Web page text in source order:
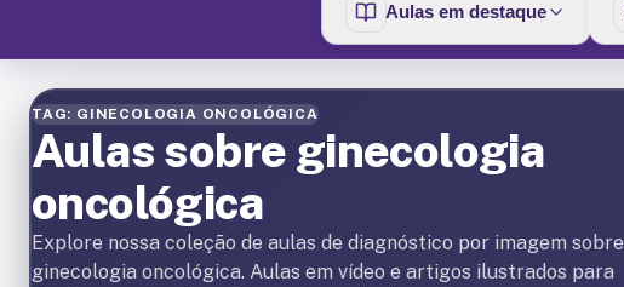
Aulas em destaque
TAG: GINECOLOGIA ONCOLÓGICA
Aulas sobre ginecologia
oncológica
Explore nossa coleção de aulas de diagnóstico por imagem sobre
ginecologia oncológica. Aulas em vídeo e artigos ilustrados para